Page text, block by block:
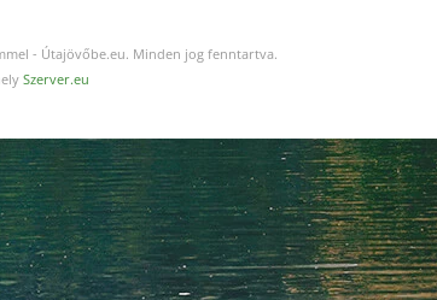
- Útajövőbe.eu. Minden jog fenntartva.
Szerver.eu